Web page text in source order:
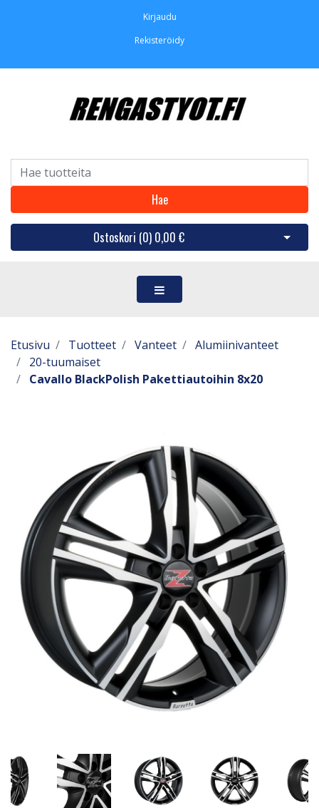
Kirjaudu
Rekisteröidy
Hae
Ostoskori (0) 0,00 € Avaa
Etusivu Tuotteet Vanteet
Alumiinivanteet
20-tuumaiset
Cavallo BlackPolish Pakettiautoihin 8x20